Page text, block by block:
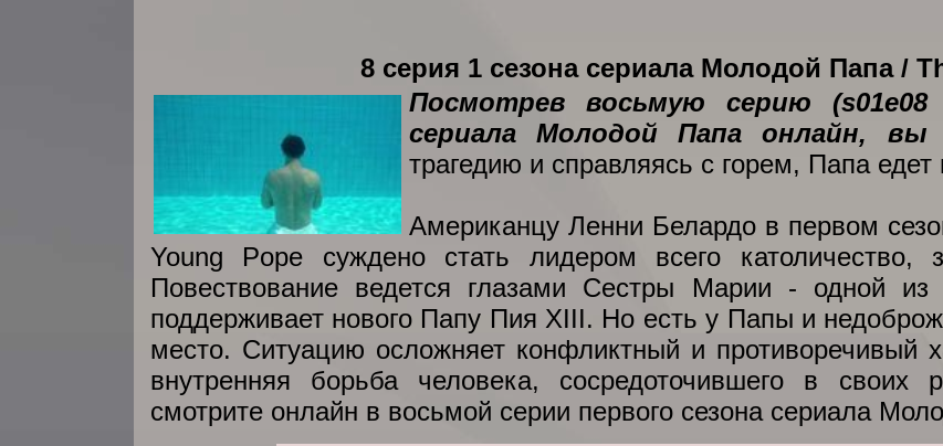
8 серия 1 сезона сериала Молодой Папа /
Посмотрев восьмую серию (s01e08
сериала Молодой Папа онлайн, вы
трагедию и справляясь с горем, Папа
Американцу Ленни Белардо в первом
Young Pope суждено стать лидером всего
Повествование ведется глазами Сестры Марии - одной
поддерживает нового Папу Пия XIII. Но есть у Папы и
место. Ситуацию осложняет конфликтный и противоречивый
внутренняя борьба человека, сосредоточившего в своих
смотрите онлайн в восьмой серии первого сезона сериала